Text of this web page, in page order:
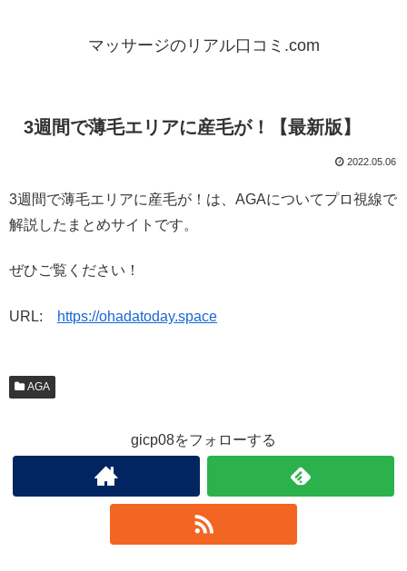
マッサージのリアル口コミ.com
3週間で薄毛エリアに産毛が！【最新版】
2022.05.06
3週間で薄毛エリアに産毛が！は、AGAについてプロ視線で
解説したまとめサイトです。
ぜひご覧ください！
URL: https://ohadatoday.space
AGA
gicp08をフォローする